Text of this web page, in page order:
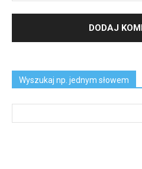
Wyszukaj np. jednym słowem